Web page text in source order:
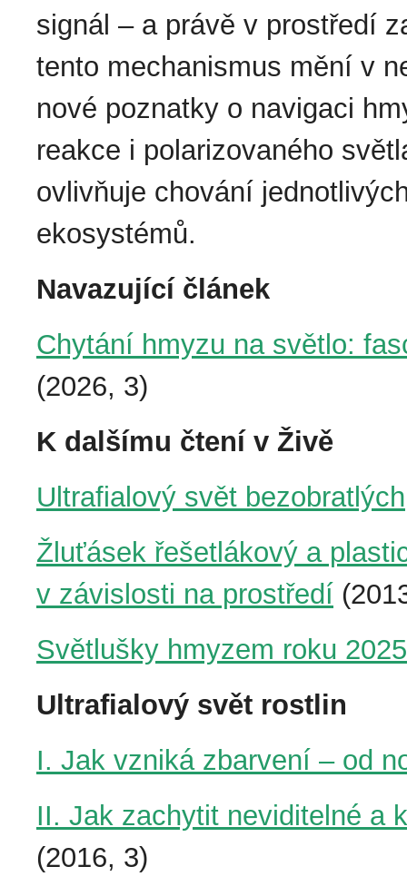
signál – a právě v prostředí
tento mechanismus mění v
nové poznatky o navigaci
reakce i polarizovaného
ovlivňuje chování
ekosystémů.
Navazující článek
Chytání hmyzu na světlo:
(2026, 3)
K dalšímu čtení v Živě
Ultrafialový svět bezobratlých
Žluťásek řešetlákový a
v závislosti na prostředí
Světlušky hmyzem roku 2025
Ultrafialový svět rostlin
I. Jak vzniká zbarvení – od
II. Jak zachytit neviditelné a
(2016, 3)